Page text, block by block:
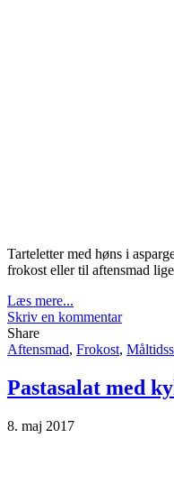
Tarteletter med høns i
frokost eller til aftensmad
Læs mere...
Skriv en kommentar
Share
Aftensmad, Frokost,
Pastasalat med
8. maj 2017